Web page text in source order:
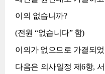
이의 없습니까?
(전원 “없습니다” 함)
이의가 없으므로 가결되
다음은 의사일정 제6항,